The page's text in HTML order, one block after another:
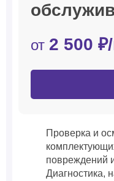
от 2 500
Проверка и
повреждений
Диагностика,